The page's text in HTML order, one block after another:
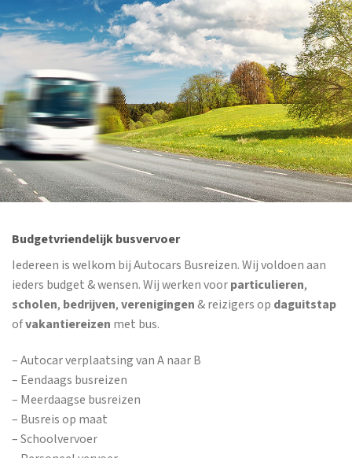
Budgetvriendelijk busvervoer
Iedereen is welkom bij Autocars Busreizen. Wij voldoen aan
ieders budget & wensen. Wij werken voorparticulieren,
scholen, bedrijven,verenigingen& reizigers op daguitstap
ofvakantiereizen met bus.
– Autocar verplaatsing van A naar B
– Eendaags busreizen
– Meerdaagse busreizen
– Busreis op maat
– Schoolvervoer